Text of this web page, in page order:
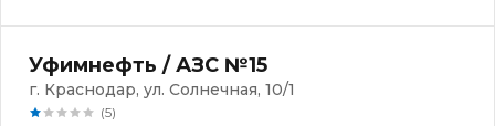
Уфимнефть / АЗС №15
г. Краснодар, ул. Солнечная, 10/1
(5)